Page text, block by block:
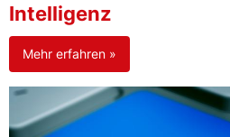
Intelligenz
Mehr erfahren »